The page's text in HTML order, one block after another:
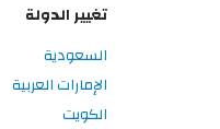
تغيير الدولة
السعودية
الإمارات العربية
الكويت